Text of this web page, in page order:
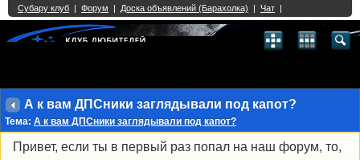
А к вам ДПСники заглядывали под капот?
Тема: А к вам ДПСники заглядывали под капот?
Привет, если ты в первый раз попал на наш форум, то,
Single Sign On provided byvBSSO
2 3 4 5 6 7 8 9 10 11 12 13 14 15 16 17 18 21 22 23 24 25 26
40 41 42 43